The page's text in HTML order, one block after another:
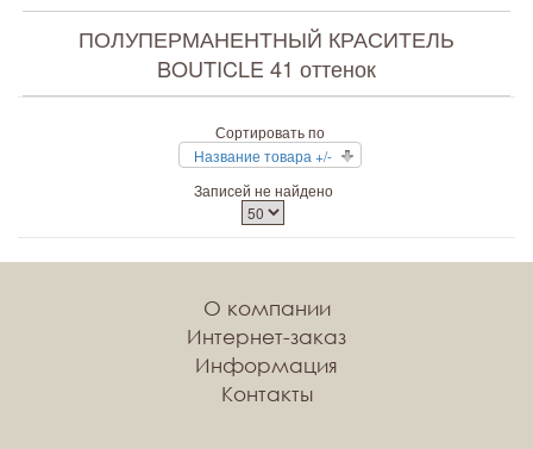
ПОЛУПЕРМАНЕНТНЫЙ КРАСИТЕЛЬ
BOUTICLE 41 оттенок
Сортировать по
Название товара +/-
Записей не найдено
О компании
Интернет-заказ
Информация
Контакты